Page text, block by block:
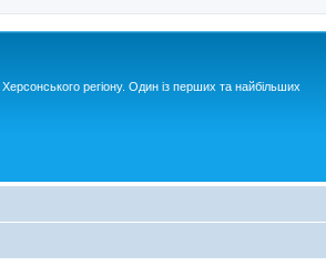
регіону. Один із перших та найбільших